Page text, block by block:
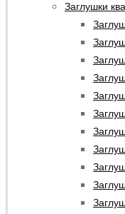
Заглушки